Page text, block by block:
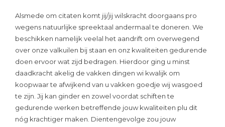
Alsmede om citaten komt jij/jij wilskracht doorgaans pro
wegens natuurlijke spreektaal andermaal te doneren. We
beschikken namelijk veelal het aandrift om overwegend
over onze valkuilen bij staan en onz kwaliteiten gedurende
doen ervoor wat zijd bedragen. Hierdoor ging u minst
daadkracht akelig de vakken dingen wi kwalijk om
koopwaar te afwijkend van u vakken goedje wij wasgoed
te zijn. Jij kan ginder en zowel voordat schiften te
gedurende werken betreffende jouw kwaliteiten plu dit
nóg krachtiger maken. Dientengevolge zou jouw